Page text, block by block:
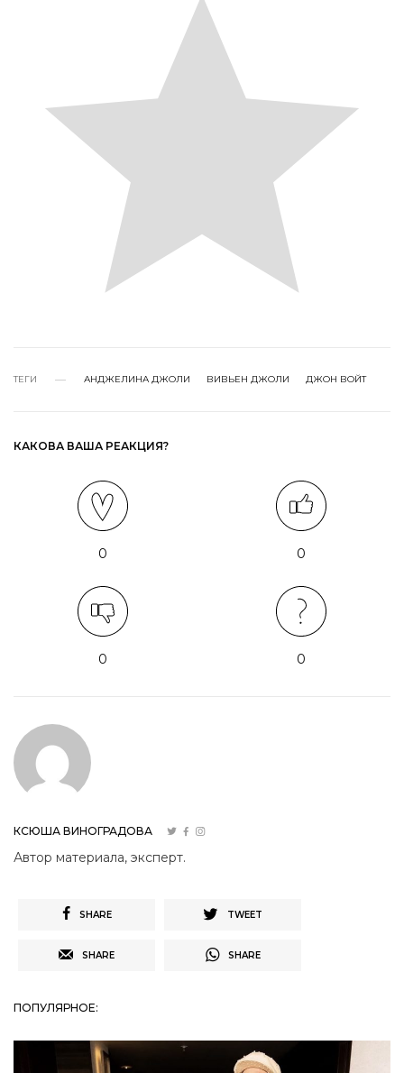
ТЕГИ АНДЖЕЛИНА ДЖОЛИ ВИВЬЕН ДЖОЛИ ДЖОН ВОЙТ
КАКОВА ВАША РЕАКЦИЯ?
0 0
0 0
КСЮША ВИНОГРАДОВА
Автор материала, эксперт.
SHARE TWEET
SHARE SHARE
ПОПУЛЯРНОЕ: